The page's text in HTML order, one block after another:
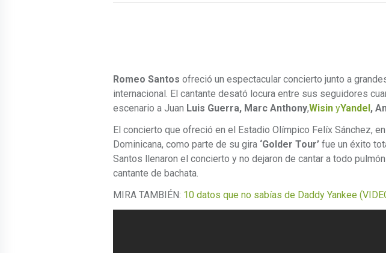
Romeo Santos ofreció un espectacular concierto junto a
internacional. El cantante desató locura entre sus seguidores
escenario a Juan Luis Guerra, Marc Anthony,Wisin yYandel,
El concierto que ofreció en el Estadio Olímpico Felíx Sánchez,
Dominicana, como parte de su gira ‘Golder Tour’ fue un éxito
Santos llenaron el concierto y no dejaron de cantar a todo
cantante de bachata.
MIRA TAMBIÉN: 10 datos que no sabías de Daddy Yankee